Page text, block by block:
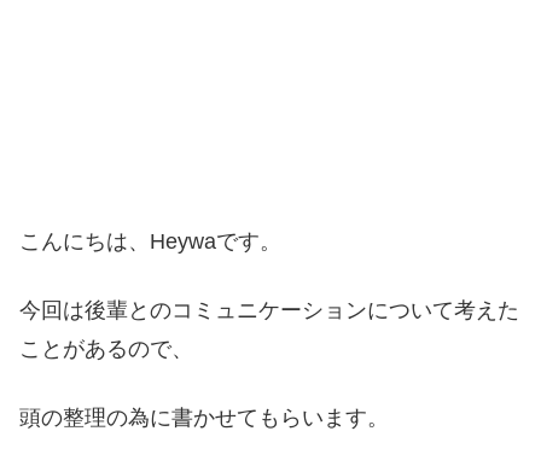
こんにちは、Heywaです。
今回は後輩とのコミュニケーションについて考えた
ことがあるので、
頭の整理の為に書かせてもらいます。